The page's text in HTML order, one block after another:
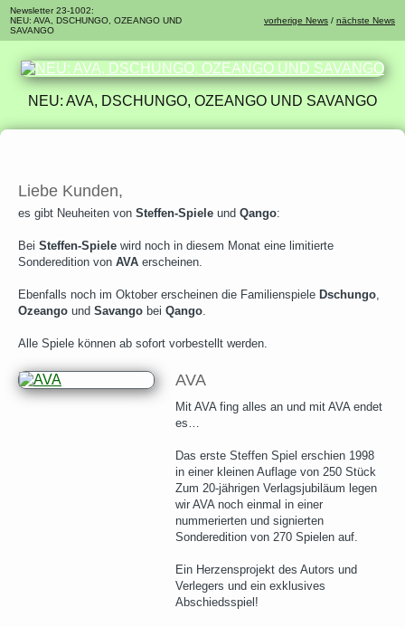
Newsletter 23-1002:
NEU: AVA, DSCHUNGO, OZEANGO UND
SAVANGO
vorherige News / nächste News
NEU: AVA, DSCHUNGO, OZEANGO UND SAVANGO
Liebe Kunden,
es gibt Neuheiten von Steffen-Spiele und Qango:
Bei Steffen-Spiele wird noch in diesem Monat eine limitierte
Sonderedition von AVA erscheinen.
Ebenfalls noch im Oktober erscheinen die Familienspiele Dschungo,
Ozeango und Savango bei Qango.
Alle Spiele können ab sofort vorbestellt werden.
AVA
Mit AVA fing alles an und mit AVA endet
es…
Das erste Steffen Spiel erschien 1998
in einer kleinen Auflage von 250 Stück
Zum 20-jährigen Verlagsjubiläum legen
wir AVA noch einmal in einer
nummerierten und signierten
Sonderedition von 270 Spielen auf.
Ein Herzensprojekt des Autors und
Verlegers und ein exklusives
Abschiedsspiel!